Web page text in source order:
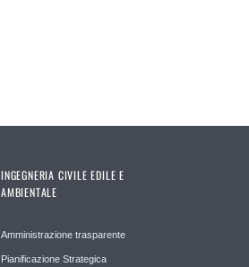
INGEGNERIA CIVILE EDILE E
AMBIENTALE
Amministrazione trasparente
Pianificazione Strategica